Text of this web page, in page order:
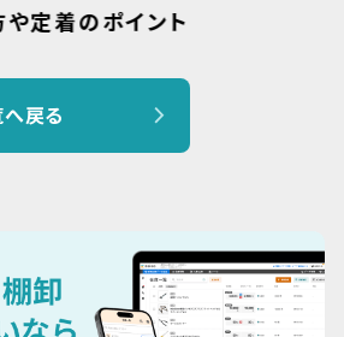
のポイント
戻る